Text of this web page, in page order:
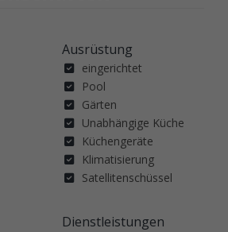
Ausrüstung
eingerichtet
Pool
Gärten
Unabhängige Küche
Küchengeräte
Klimatisierung
Satellitenschüssel
Dienstleistungen